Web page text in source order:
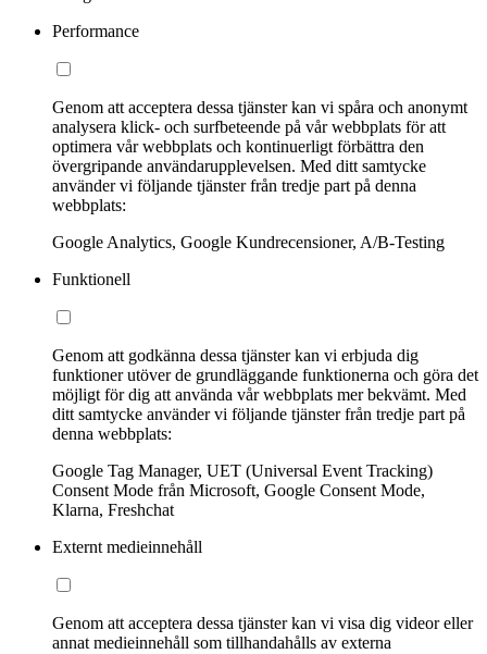
Performance
Genom att acceptera dessa tjänster kan vi spåra och anonymt
analysera klick- och surfbeteende på vår webbplats för att
optimera vår webbplats och kontinuerligt förbättra den
övergripande användarupplevelsen. Med ditt samtycke
använder vi följande tjänster från tredje part på denna
webbplats:
Google Analytics, Google Kundrecensioner, A/B-Testing
Funktionell
Genom att godkänna dessa tjänster kan vi erbjuda dig
funktioner utöver de grundläggande funktionerna och göra det
möjligt för dig att använda vår webbplats mer bekvämt. Med
ditt samtycke använder vi följande tjänster från tredje part på
denna webbplats:
Google Tag Manager, UET (Universal Event Tracking)
Consent Mode från Microsoft, Google Consent Mode,
Klarna, Freshchat
Externt medieinnehåll
Genom att acceptera dessa tjänster kan vi visa dig videor eller
annat medieinnehåll som tillhandahålls av externa